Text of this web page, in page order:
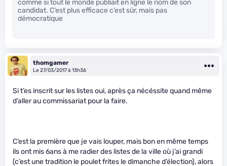
comme si tout le monde publiait en ligne le nom de son
candidat. C’est plus efficace c’est sûr, mais pas
démocratique
thomgamer
Le 27/03/2017 à 13h36
Si t’es inscrit sur les listes oui, après ça nécéssite quand même
d’aller au commissariat pour la faire.
C’est la première que je vais louper, mais bon en même temps
ils ont mis 6ans à me radier des listes de la ville où j’ai grandi
(c’est une tradition le poulet frites le dimanche d’élection), alors